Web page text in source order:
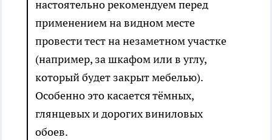
настоятельно рекомендуем перед
применением на видном месте
провести тест на незаметном участке
(например, за шкафом или в углу,
который будет закрыт мебелью).
Особенно это касается тёмных,
глянцевых и дорогих виниловых
обоев.